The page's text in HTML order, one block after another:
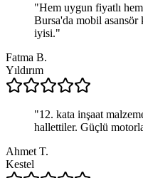
"Hem uygun fiyatlı
Bursa'da mobil asansör
iyisi."
Fatma B.
Yıldırım
"12. kata inşaat
hallettiler. Güçlü
Ahmet T.
Kestel